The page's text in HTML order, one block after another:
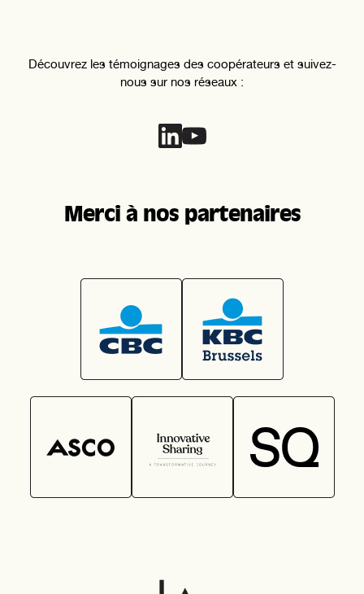
Découvrez les témoignages des coopérateurs et suivez-
nous sur nos réseaux :
Merci à nos partenaires